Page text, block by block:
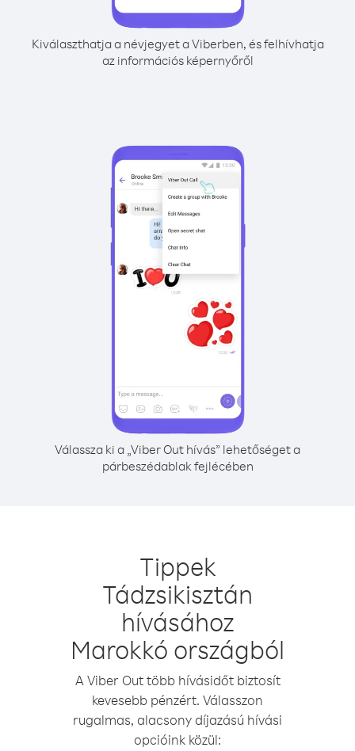
Kiválaszthatja a névjegyet a Viberben, és felhívhatja
az információs képernyőről
Válassza ki a „Viber Out hívás” lehetőséget a
párbeszédablak fejlécében
Tippek
Tádzsikisztán
hívásához
Marokkó országból
A Viber Out több hívásidőt biztosít
kevesebb pénzért. Válasszon
rugalmas, alacsony díjazású hívási
opcióink közül: